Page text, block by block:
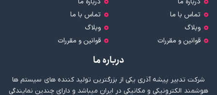
تماس با ما
وبلاگ
قوانین و مقررات
تماس با ما
وبلاگ
قوانین و مقررات
درباره ما
شرکت تدبیر پیشه آذری یکی از بزرگترین تولید کننده های سیستم ها
هوشمند الکترونیکی و مکانیکی در ایران میباشد و دارای چندین نمایندگی